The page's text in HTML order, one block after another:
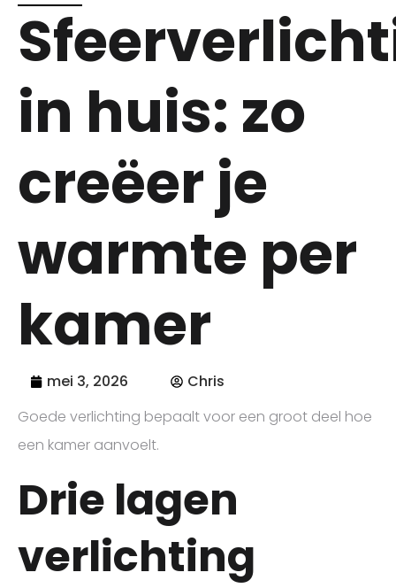
in huis: zo
creëer je
warmte per
kamer
mei 3, 2026
Chris
Goede verlichting bepaalt voor een groot deel hoe
een kamer aanvoelt.
Drie lagen
verlichting